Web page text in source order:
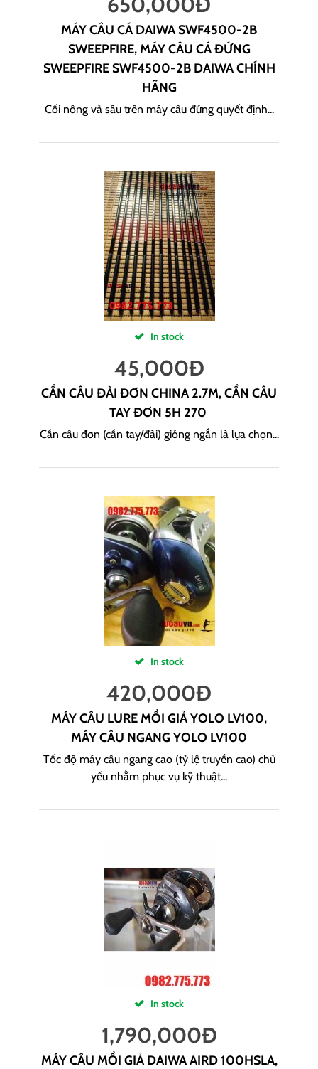
MÁY CÂU CÁ DAIWA SWF4500-2B
SWEEPFIRE, MÁY CÂU CÁ ĐỨNG
SWEEPFIRE SWF4500-2B DAIWA CHÍNH
HÃNG
Cối nông và sâu trên máy câu đứng quyết định...
In stock
45,000Đ
CẦN CÂU ĐÀI ĐƠN CHINA 2.7M, CẦN CÂU
TAY ĐƠN 5H 270
Cần câu đơn (cần tay/đài) gióng ngắn là lựa chọn...
In stock
420,000Đ
MÁY CÂU LURE MỒI GIẢ YOLO LV100,
MÁY CÂU NGANG YOLO LV100
Tốc độ máy câu ngang cao (tỷ lệ truyền cao) chủ
yếu nhằm phục vụ kỹ thuật...
In stock
1,790,000Đ
MÁY CÂU MỒI GIẢ DAIWA AIRD 100HSLA,